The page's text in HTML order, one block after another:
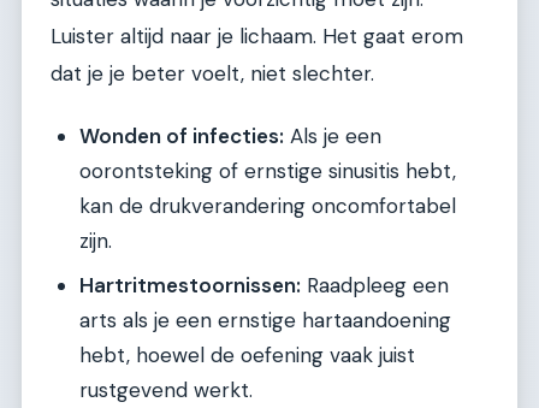
Luister altijd naar je lichaam. Het gaat erom
dat je je beter voelt, niet slechter.
Wonden of infecties: Als je een
oorontsteking of ernstige sinusitis hebt,
kan de drukverandering oncomfortabel
zijn.
Hartritmestoornissen: Raadpleeg een
arts als je een ernstige hartaandoening
hebt, hoewel de oefening vaak juist
rustgevend werkt.